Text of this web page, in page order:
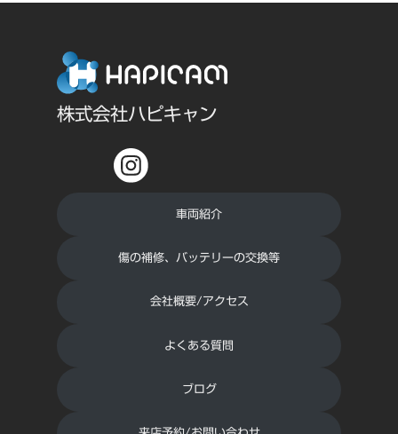
株式会社ハピキャン
車両紹介
傷の補修、バッテリーの交換等
会社概要/アクセス
よくある質問
ブログ